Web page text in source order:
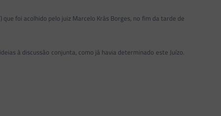
foi acolhido pelo juiz Marcelo Krás Borges, no fim da tarde de
à discussão conjunta, como já havia determinado este Juízo.